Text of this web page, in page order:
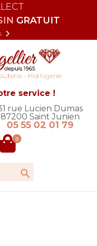
GRATUIT

service !
rue Lucien Dumas
87200 Saint Junien
05 55 02 01 79
0

Rechercher